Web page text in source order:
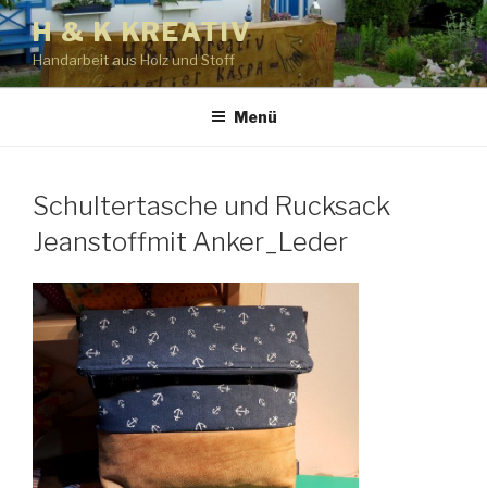
Zum
Inhalt
springen
H & K KREATIV
Handarbeit aus Holz und Stoff
Menü
Schultertasche und Rucksack
Jeanstoffmit Anker_Leder